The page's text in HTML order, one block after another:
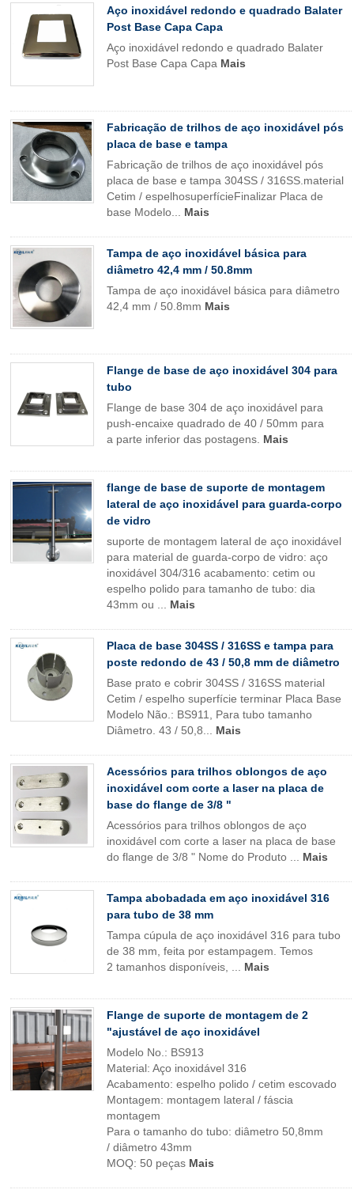
Aço inoxidável redondo e quadrado Balater
Post Base Capa Capa
Aço inoxidável redondo e quadrado Balater
Post Base Capa Capa Mais
Fabricação de trilhos de aço inoxidável pós
placa de base e tampa
Fabricação de trilhos de aço inoxidável pós
placa de base e tampa 304SS / 316SS.material
Cetim / espelhosuperfícieFinalizar Placa de
base Modelo... Mais
Tampa de aço inoxidável básica para
diâmetro 42,4 mm / 50.8mm
Tampa de aço inoxidável básica para diâmetro
42,4 mm / 50.8mm Mais
Flange de base de aço inoxidável 304 para
tubo
Flange de base 304 de aço inoxidável para
push-encaixe quadrado de 40 / 50mm para
a parte inferior das postagens. Mais
flange de base de suporte de montagem
lateral de aço inoxidável para guarda-corpo
de vidro
suporte de montagem lateral de aço inoxidável
para material de guarda-corpo de vidro: aço
inoxidável 304/316 acabamento: cetim ou
espelho polido para tamanho de tubo: dia
43mm ou ... Mais
Placa de base 304SS / 316SS e tampa para
poste redondo de 43 / 50,8 mm de diâmetro
Base prato e cobrir 304SS / 316SS material
Cetim / espelho superfície terminar Placa Base
Modelo Não.: BS911, Para tubo tamanho
Diâmetro. 43 / 50,8... Mais
Acessórios para trilhos oblongos de aço
inoxidável com corte a laser na placa de
base do flange de 3/8 "
Acessórios para trilhos oblongos de aço
inoxidável com corte a laser na placa de base
do flange de 3/8 " Nome do Produto ... Mais
Tampa abobadada em aço inoxidável 316
para tubo de 38 mm
Tampa cúpula de aço inoxidável 316 para tubo
de 38 mm, feita por estampagem. Temos
2 tamanhos disponíveis, ... Mais
Flange de suporte de montagem de 2
"ajustável de aço inoxidável
Modelo No.: BS913
Material: Aço inoxidável 316
Acabamento: espelho polido / cetim escovado
Montagem: montagem lateral / fáscia
montagem
Para o tamanho do tubo: diâmetro 50,8mm
/ diâmetro 43mm
MOQ: 50 peças Mais